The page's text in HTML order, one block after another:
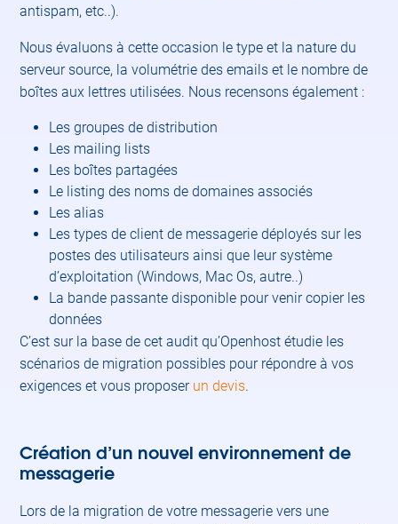
antispam, etc..).
Nous évaluons à cette occasion le type et la nature du
serveur source, la volumétrie des emails et le nombre de
boîtes aux lettres utilisées. Nous recensons également :
Les groupes de distribution
Les mailing lists
Les boîtes partagées
Le listing des noms de domaines associés
Les alias
Les types de client de messagerie déployés sur les
postes des utilisateurs ainsi que leur système
d’exploitation (Windows, Mac Os, autre..)
La bande passante disponible pour venir copier les
données
C’est sur la base de cet audit qu’Openhost étudie les
scénarios de migration possibles pour répondre à vos
exigences et vous proposer un devis.
Création d’un nouvel environnement de
messagerie
Lors de la migration de votre messagerie vers une